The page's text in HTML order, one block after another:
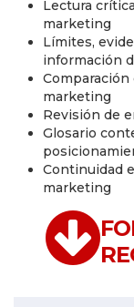
Lectura
marketing
Límites,
información
marketing
Revisión de
Glosario
Continuidad
marketing